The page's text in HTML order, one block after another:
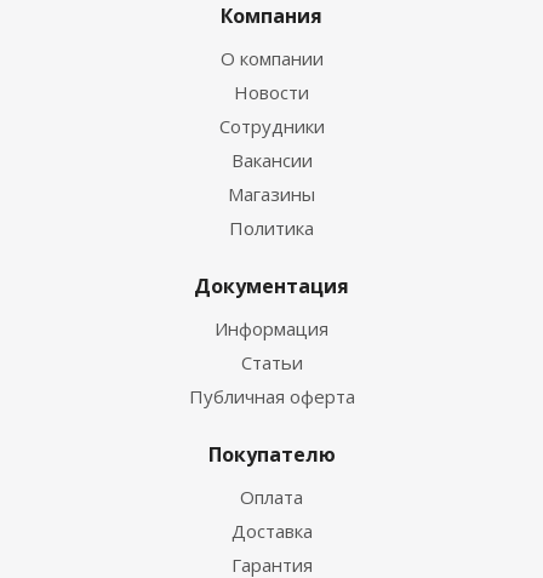
Компания
О компании
Новости
Сотрудники
Вакансии
Магазины
Политика
Документация
Информация
Статьи
Публичная оферта
Покупателю
Оплата
Доставка
Гарантия